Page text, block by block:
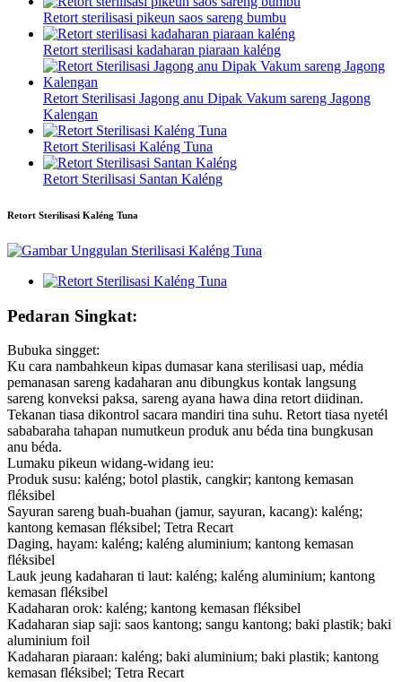
Retort sterilisasi pikeun saos sareng bumbu
Retort sterilisasi kadaharan piaraan kaléng
Retort Sterilisasi Jagong anu Dipak Vakum sareng Jagong
Kalengan
Retort Sterilisasi Kaléng Tuna
Retort Sterilisasi Santan Kaléng
Retort Sterilisasi Kaléng Tuna
Pedaran Singkat:
Bubuka singget:
Ku cara nambahkeun kipas dumasar kana sterilisasi uap, média
pemanasan sareng kadaharan anu dibungkus kontak langsung
sareng konveksi paksa, sareng ayana hawa dina retort diidinan.
Tekanan tiasa dikontrol sacara mandiri tina suhu. Retort tiasa nyetél
sababaraha tahapan numutkeun produk anu béda tina bungkusan
anu béda.
Lumaku pikeun widang-widang ieu:
Produk susu: kaléng; botol plastik, cangkir; kantong kemasan
fléksibel
Sayuran sareng buah-buahan (jamur, sayuran, kacang): kaléng;
kantong kemasan fléksibel; Tetra Recart
Daging, hayam: kaléng; kaléng aluminium; kantong kemasan
fléksibel
Lauk jeung kadaharan ti laut: kaléng; kaléng aluminium; kantong
kemasan fléksibel
Kadaharan orok: kaléng; kantong kemasan fléksibel
Kadaharan siap saji: saos kantong; sangu kantong; baki plastik; baki
aluminium foil
Kadaharan piaraan: kaléng; baki aluminium; baki plastik; kantong
kemasan fléksibel; Tetra Recart